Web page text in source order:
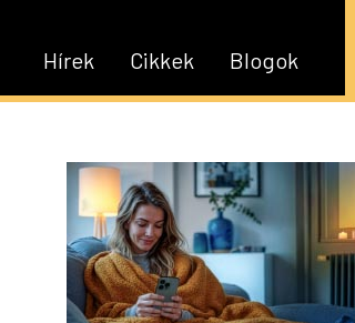
Blogok
Cikkek
Hírek